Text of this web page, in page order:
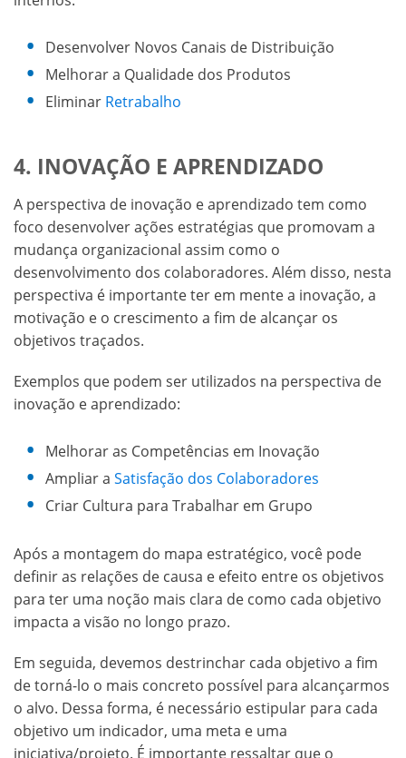
Desenvolver Novos Canais de Distribuição
Melhorar a Qualidade dos Produtos
Eliminar Retrabalho
4. INOVAÇÃO E APRENDIZADO
A perspectiva de inovação e aprendizado tem como
foco desenvolver ações estratégias que promovam a
mudança organizacional assim como o
desenvolvimento dos colaboradores. Além disso, nesta
perspectiva é importante ter em mente a inovação, a
motivação e o crescimento a fim de alcançar os
objetivos traçados.
Exemplos que podem ser utilizados na perspectiva de
inovação e aprendizado:
Melhorar as Competências em Inovação
Ampliar a Satisfação dos Colaboradores
Criar Cultura para Trabalhar em Grupo
Após a montagem do mapa estratégico, você pode
definir as relações de causa e efeito entre os objetivos
para ter uma noção mais clara de como cada objetivo
impacta a visão no longo prazo.
Em seguida, devemos destrinchar cada objetivo a fim
de torná-lo o mais concreto possível para alcançarmos
o alvo. Dessa forma, é necessário estipular para cada
objetivo um indicador, uma meta e uma
iniciativa/projeto. É importante ressaltar que o